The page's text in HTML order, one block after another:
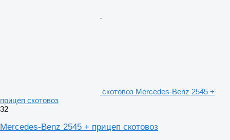
скотовоз Mercedes-Benz 2545 +
прицеп скотовоз
32
Mercedes-Benz 2545 + прицеп скотовоз